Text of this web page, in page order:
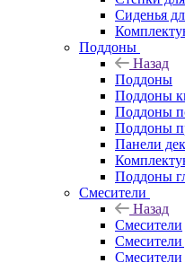
Сиденья
Поддоны
Назад
Поддоны
Поддоны
Поддоны
Поддоны
Панели
Поддоны
Смесители
Назад
Смесители